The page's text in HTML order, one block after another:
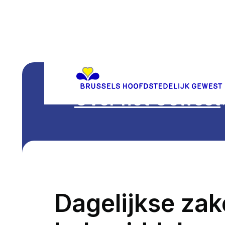
Over het Gewest
Dagelijkse